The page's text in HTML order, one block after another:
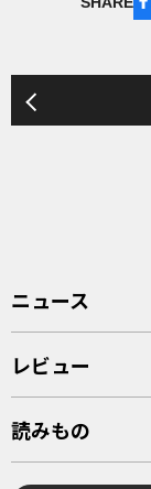
ニュース
レビュー
読みもの